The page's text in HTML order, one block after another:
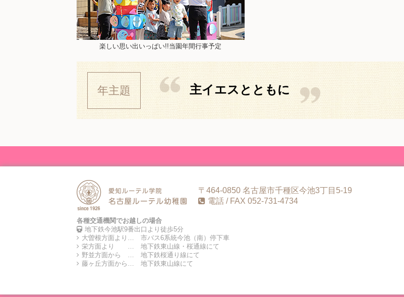
楽しい思い出いっぱい!!当園年間行事予定
年主題 主イエスとともに
〒464-0850 名古屋市千種区今池3丁目5-19
電話 / FAX 052-731-4734
各種交通機関でお越しの場合
地下鉄今池駅9番出口より徒歩5分
大曽根方面より… 市バス6系統今池（南）停下車
栄方面より … 地下鉄東山線・桜通線にて
野並方面から … 地下鉄桜通り線にて
藤ヶ丘方面から… 地下鉄東山線にて